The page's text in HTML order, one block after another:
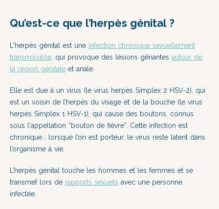
Qu’est-ce que l’herpès génital ?
L'herpès génital est une infection chronique sexuellement
transmissible , qui provoque des lésions gênantes autour de
la région génitale et anale.
Elle est due à un virus (le virus herpès Simplex 2 HSV-2), qui
est un voisin de l’herpès du visage et de la bouche (le virus
herpès Simplex 1 HSV-1), qui cause des boutons, connus
sous l'appellation “bouton de fièvre”. Cette infection est
chronique : lorsque l’on est porteur, le virus reste latent dans
l’organisme à vie.
L’herpès génital touche les hommes et les femmes et se
transmet lors de rapports sexuels avec une personne
infectée.